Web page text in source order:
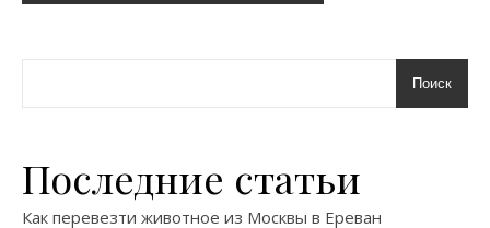
Поиск
Последние статьи
Как перевезти животное из Москвы в Ереван